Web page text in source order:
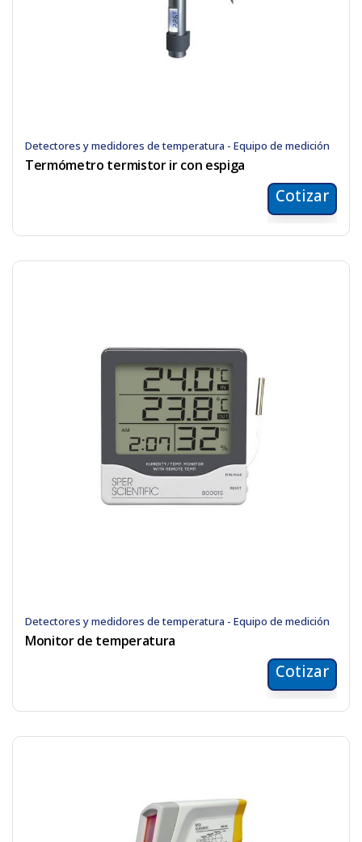
Detectores y medidores de temperatura - Equipo de medición
Termómetro termistor ir con espiga
Cotizar
Detectores y medidores de temperatura - Equipo de medición
Monitor de temperatura
Cotizar